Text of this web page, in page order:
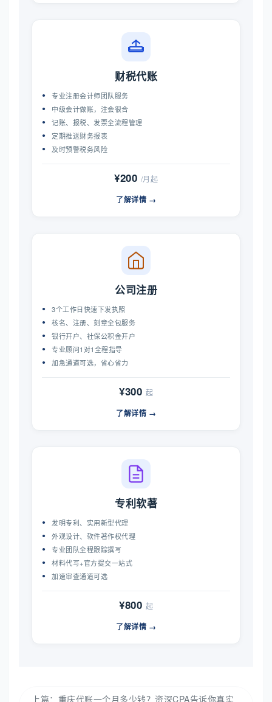
财税代账
专业注册会计师团队服务
中级会计做账，注会很合
记账、报税、发票全流程管理
定期推送财务报表
及时预警税务风险
¥200 /月起
了解详情 →
公司注册
3个工作日快速下发执照
核名、注册、刻章全包服务
银行开户、社保公积金开户
专业顾问1对1全程指导
加急通道可选，省心省力
¥300 起
了解详情 →
专利软著
发明专利、实用新型代理
外观设计、软件著作权代理
专业团队全程跟踪撰写
材料代写+官方提交一站式
加速审查通道可选
¥800 起
了解详情 →
上篇： 重庆代账一个月多少钱？资深CPA告诉你真实